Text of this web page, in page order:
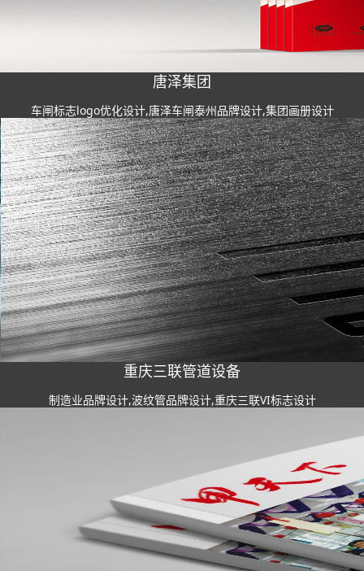
唐泽集团
车闸标志logo优化设计,唐泽车闸泰州品牌设计,集团画册设计
重庆三联管道设备
制造业品牌设计,波纹管品牌设计,重庆三联VI标志设计